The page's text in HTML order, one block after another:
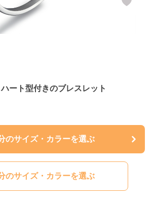
ート型付きのブレスレット
のサイズ・カラーを選ぶ
のサイズ・カラーを選ぶ